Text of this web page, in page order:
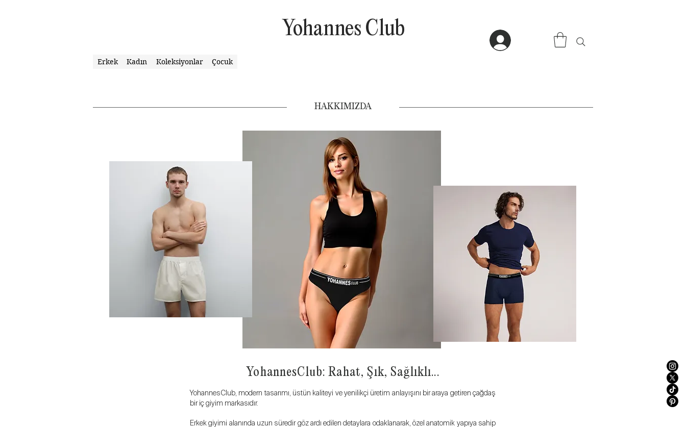
Yohannes Club
Erkek Kadın Koleksiyonlar Çocuk
HAKKIMIZDA
YohannesClub: Rahat, Şık, Sağlıklı...
YohannesClub, modern tasarımı, üstün kaliteyi ve yenilikçi üretim anlayışını bir araya getiren çağdaş
bir iç giyim markasıdır.
Erkek giyimi alanında uzun süredir göz ardı edilen detaylara odaklanarak, özel anatomik yapıya sahip